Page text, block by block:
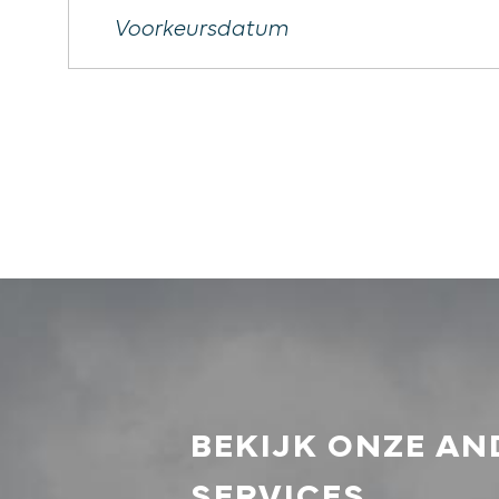
BEKIJK ONZE